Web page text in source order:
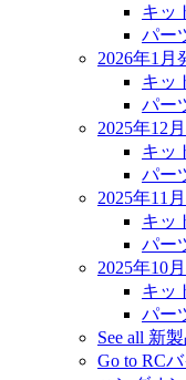
キッ
パー
2026年1月
キッ
パー
2025年12
キッ
パー
2025年11
キッ
パー
2025年10
キッ
パー
See all 新
Go to RC